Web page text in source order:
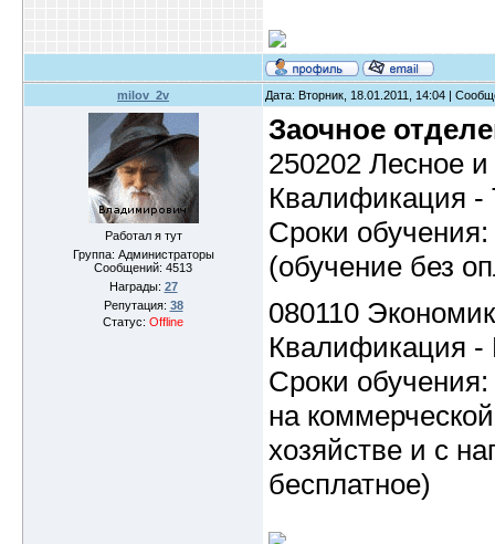
milov_2v Дата: Вторник, 18.01.2011, 14:04 |
Работал я тут
Группа: Администраторы
Сообщений: 4513
Награды: 27
Репутация: 38
Статус: Offline
Заочное
250202 Лесное и
Квалификация -
Сроки
(обучение без
080110
Квалификация -
Сроки
на
хозяйстве и с
бесплатное)